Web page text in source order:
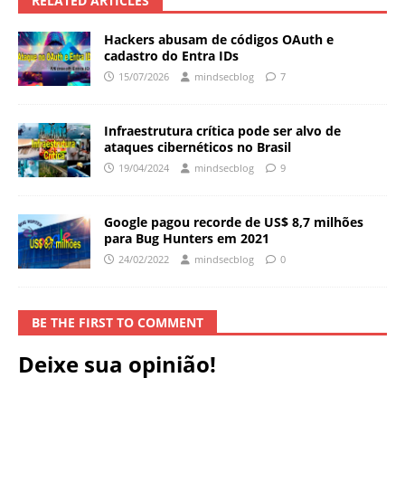
Hackers abusam de códigos OAuth e
cadastro do Entra IDs
15/07/2026 mindsecblog 7
Infraestrutura crítica pode ser alvo de
ataques cibernéticos no Brasil
19/04/2024 mindsecblog 9
Google pagou recorde de US$ 8,7 milhões
para Bug Hunters em 2021
24/02/2022 mindsecblog 0
BE THE FIRST TO COMMENT
Deixe sua opinião!